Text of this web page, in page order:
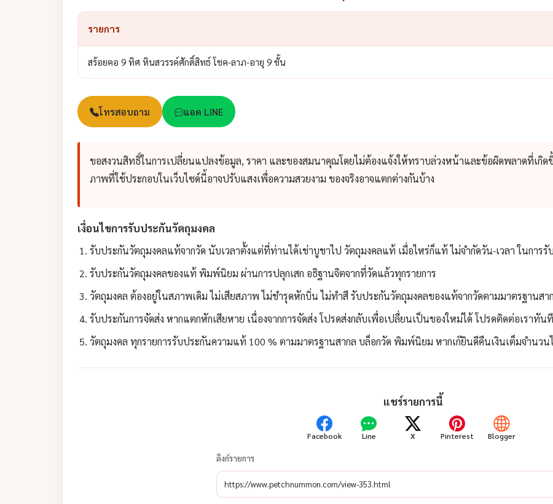
รายการ
สร้อยคอ 9 ทิศ หินสวรรค์ศักดิ์สิทธ์ โชค-ลาภ-อายุ 9 ชั้น
โทรสอบถาม แอด LINE
ขอสงวนสิทธิ์ในการเปลี่ยนแปลงข้อมูล, ราคา และของสมนาคุณโดยไม่ต้องแจ้งให้ทราบล่วงหน้าและข้อผิดพลาดที่เกิด
ภาพที่ใช้ประกอบในเว็บไซด์นี้อาจปรับแสงเพื่อความสวยงาม ของจริงอาจแตกต่างกันบ้าง
เงื่อนไขการรับประกันวัตถุมงคล
รับประกันวัตถุมงคลแท้จากวัด นับเวลาตั้งแต่ที่ท่านได้เช่าบูชาไป วัตถุมงคลแท้ เมื่อไหร่ก็แท้ ไม่จำกัดวัน-เวลา ในการรั
รับประกันวัตถุมงคลของแท้ พิมพ์นิยม ผ่านการปลุกเสก อธิฐานจิตจากที่วัดแล้วทุกรายการ
วัตถุมงคล ต้องอยู่ในสภาพเดิม ไม่เสียสภาพ ไม่ชำรุดหักบิ่น ไม่ทำสี รับประกันวัตถุมงคลของแท้จากวัดตามมาตรฐานสา
รับประกันการจัดส่ง หากแตกหักเสียหาย เนื่องจากการจัดส่ง โปรดส่งกลับเพื่อเปลื่ยนเป็นของใหม่ได้ โปรดติดต่อเราทัน
วัตถุมงคล ทุกรายการรับประกันความแท้ 100 % ตามมาตรฐานสากล บล็อกวัด พิมพ์นิยม หากเก๊ยินดีคืนเงินเต็มจำนวน
แชร์รายการนี้
Facebook Line X Pinterest Blogger
ลิงก์รายการ